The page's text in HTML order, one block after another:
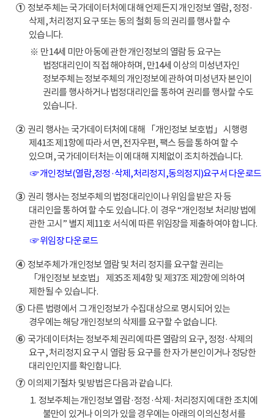
①정보주체는 국가데이터처에 대해 언제든지 개인정보 열람, 정정·
삭제, 처리정지 요구 또는 동의 철회 등의 권리를 행사할 수
있습니다.
※ 만14세 미만 아동에 관한 개인정보의 열람 등 요구는
법정대리인이 직접 해야하며, 만14세 이상의 미성년자인
정보주체는 정보주체의 개인정보에 관하여 미성년자 본인이
권리를 행사하거나 법정대리인을 통하여 권리를 행사할 수도
있습니다.
②권리 행사는 국가데이터처에 대해 「개인정보 보호법」 시행령
제41조 제1항에 따라 서면, 전자우편, 팩스 등을 통하여 할 수
있으며, 국가데이터처는 이에 대해 지체없이 조치하겠습니다.
☞ 개인정보(열람,정정·삭제,처리정지,동의정지)요구서 다운로드
③권리 행사는 정보주체의 법정대리인이나 위임을 받은 자 등
대리인을 통하여 할 수도 있습니다. 이 경우 “개인정보 처리방법에
관한 고시” 별지 제11호 서식에 따른 위임장을 제출하여야 합니다.
☞ 위임장 다운로드
④정보주체가 개인정보 열람 및 처리 정지를 요구할 권리는
「개인정보 보호법」 제35조 제4항 및 제37조 제2항에 의하여
제한될 수 있습니다.
⑤다른 법령에서 그 개인정보가 수집대상으로 명시되어 있는
경우에는 해당 개인정보의 삭제를 요구할 수 없습니다.
⑥국가데이터처는 정보주체 권리에 따른 열람의 요구, 정정·삭제의
요구, 처리정지 요구 시 열람 등 요구를 한 자가 본인이거나 정당한
대리인인지를 확인합니다.
⑦이의제기절차 및 방법은 다음과 같습니다.
1. 정보주체는 개인정보 열람·정정·삭제·처리정지에 대한 조치에
불만이 있거나 이의가 있을 경우에는 아래의 이의신청서를